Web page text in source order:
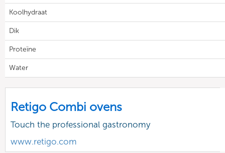
Koolhydraat
Dik
Proteïne
Water
Retigo Combi ovens
Touch the professional gastronomy
www.retigo.com